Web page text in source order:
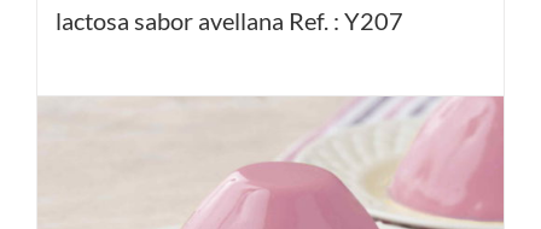
lactosa sabor avellana Ref. : Y207